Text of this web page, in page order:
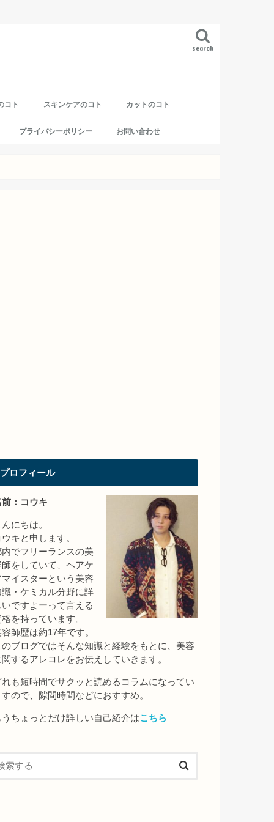
search
コト スキンケアのコト カットのコト
プライバシーポリシー お問い合わせ
プロフィール
前：コウキ
んにちは。
ウキと申します。
内でフリーランスの美
師をしていて、ヘアケ
マイスターという美容
識・ケミカル分野に詳
いですよーって言える
格を持っています。
容師歴は約17年です。
のブログではそんな知識と経験をもとに、美容
関するアレコレをお伝えしていきます。
れも短時間でサクッと読めるコラムになってい
すので、隙間時間などにおすすめ。
うちょっとだけ詳しい自己紹介はこちら